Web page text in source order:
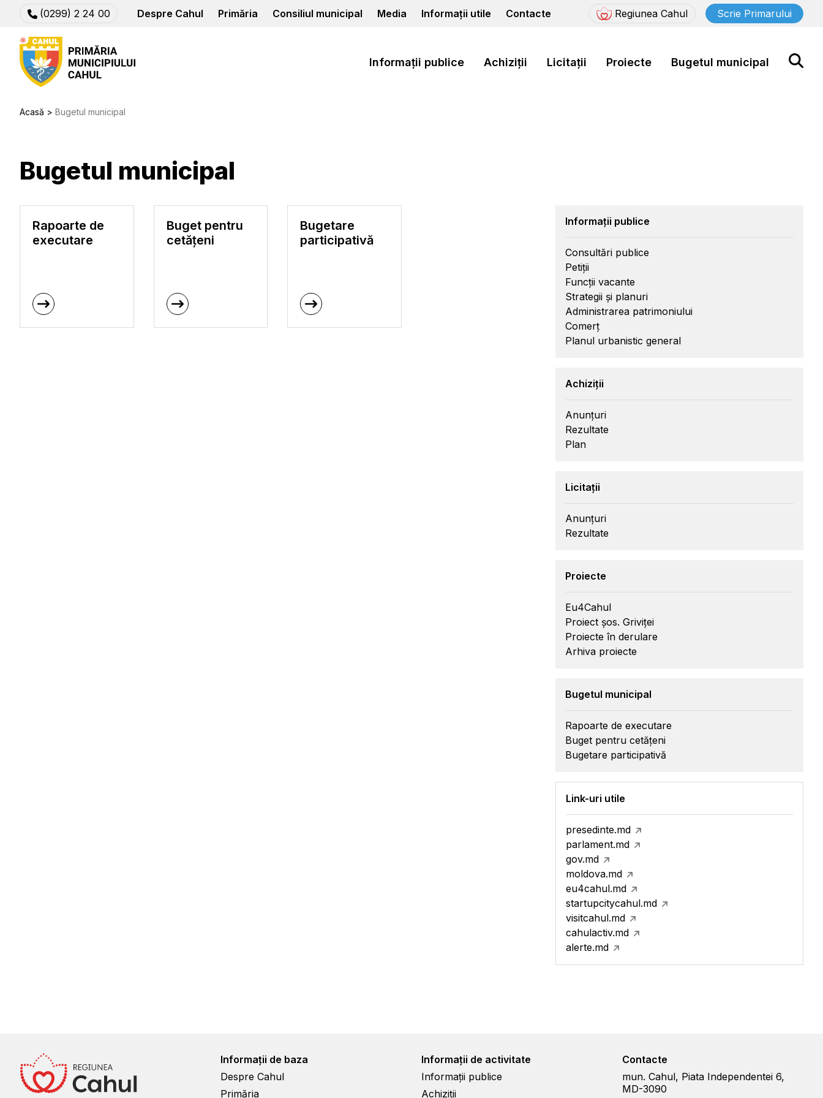
(0299) 2 24 00 Despre Cahul Primăria Consiliul municipal Media Informații utile Contacte Regiunea Cahul Scrie Primarului
Informații publice Achiziții Licitații Proiecte Bugetul municipal
Acasă Bugetul municipal
Bugetul municipal
Rapoarte de
executare
Buget pentru
cetățeni
Bugetare
participativă
Informații publice
Consultări publice
Petiții
Funcții vacante
Strategii și planuri
Administrarea patrimoniului
Comerț
Planul urbanistic general
Achiziții
Anunțuri
Rezultate
Plan
Licitații
Anunțuri
Rezultate
Proiecte
Eu4Cahul
Proiect șos. Griviței
Proiecte în derulare
Arhiva proiecte
Bugetul municipal
Rapoarte de executare
Buget pentru cetățeni
Bugetare participativă
Link-uri utile
presedinte.md
parlament.md
gov.md
moldova.md
eu4cahul.md
startupcitycahul.md
visitcahul.md
cahulactiv.md
alerte.md
Informații de baza
Despre Cahul
Primăria
Informații de activitate
Informații publice
Achiziții
Contacte
mun. Cahul, Piata Independentei 6,
MD-3090